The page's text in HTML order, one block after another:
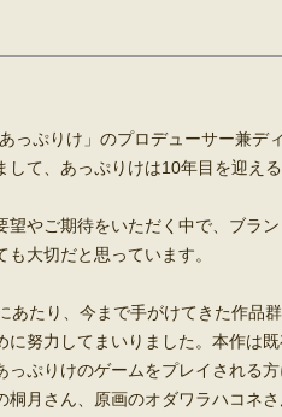
っぷりけ」のプロデューサー兼デ
して、あっぷりけは10年目を迎え
望やご期待をいただく中で、ブラ
大切だと思っています。
あたり、今まで手がけてきた作品
に努力してまいりました。本作は
っぷりけのゲームをプレイされる
桐月さん、原画のオダワラハコネ